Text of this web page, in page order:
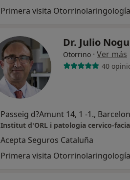
Primera visita Otorrinolaringología
Dr. Julio
Otorrino · Ver más
40
Passeig d?Amunt 14, 1 -1.,
Institut d'ORL i patologia cervico-
Acepta Seguros Cataluña
Primera visita Otorrinolaringología